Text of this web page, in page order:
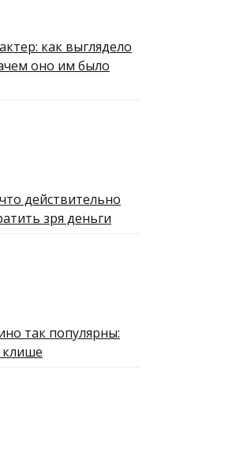
как выглядело
оно им было
действительно
зря деньги
так популярны:
клише